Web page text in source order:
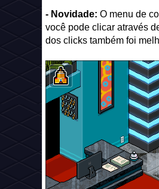
- Novidade: O menu de
você pode clicar através
dos clicks também foi